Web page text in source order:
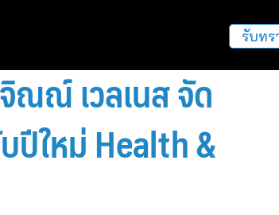
ฝากข่าวประชาสัมพั
ณณ์ เวลเนส จัด
ใหม่ Health &
รับทร